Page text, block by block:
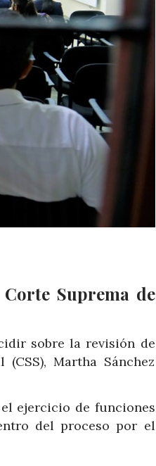
Suprema de
sobre la revisión de
Martha Sánchez
ejercicio de funciones
del proceso por el